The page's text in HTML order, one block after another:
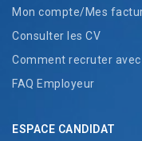
Mon compte/Mes
Consulter les CV
Comment recruter
FAQ Employeur
ESPACE CANDIDAT